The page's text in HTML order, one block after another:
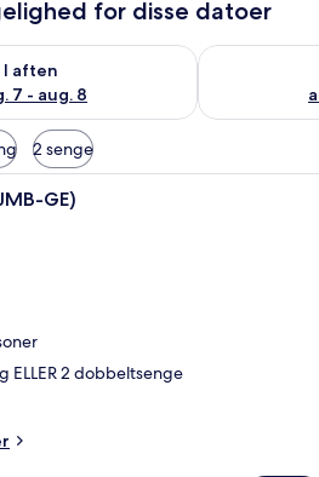
for disse datoer
I aften
7 - aug. 8
for i aften aug. 7 - aug. 8
Tjek
2 senge
Et hotelværelse med en stor
GE)
ELLER 2 dobbeltsenge